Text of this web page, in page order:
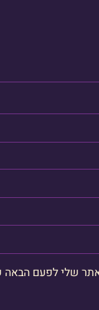
שלי לפעם הבאה